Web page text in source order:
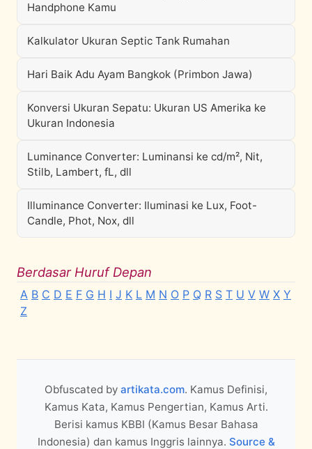
Handphone Kamu
Kalkulator Ukuran Septic Tank Rumahan
Hari Baik Adu Ayam Bangkok (Primbon Jawa)
Konversi Ukuran Sepatu: Ukuran US Amerika ke
Ukuran Indonesia
Luminance Converter: Luminansi ke cd/m², Nit,
Stilb, Lambert, fL, dll
Illuminance Converter: Iluminasi ke Lux, Foot-
Candle, Phot, Nox, dll
Berdasar Huruf Depan
A B C D E F G H I J K L M N O P Q R S T U V W X Y
Z
Obfuscated by artikata.com. Kamus Definisi,
Kamus Kata, Kamus Pengertian, Kamus Arti.
Berisi kamus KBBI (Kamus Besar Bahasa
Indonesia) dan kamus Inggris lainnya. Source &